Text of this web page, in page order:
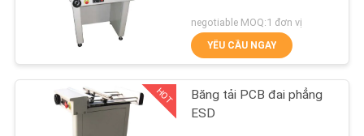
VỀ
CHÚNGBăng tải PCB
34
negotiable MOQ:1 đơn vị
YÊU CẦU NGAY
HOT
Băng tải PCB đai phẳng
ESD